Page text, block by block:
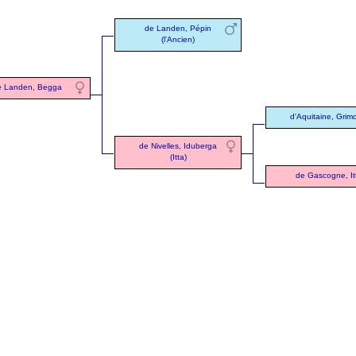
Landen, Begga
de Landen, Pépin
(l'Ancien)
de Nivelles, Iduberga
(Itta)
d'Aquitaine,
de Gascogne,